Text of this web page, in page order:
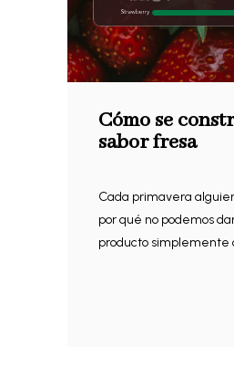
Cómo se
sabor fresa
Cada primavera
por qué no podemos
producto simplemente